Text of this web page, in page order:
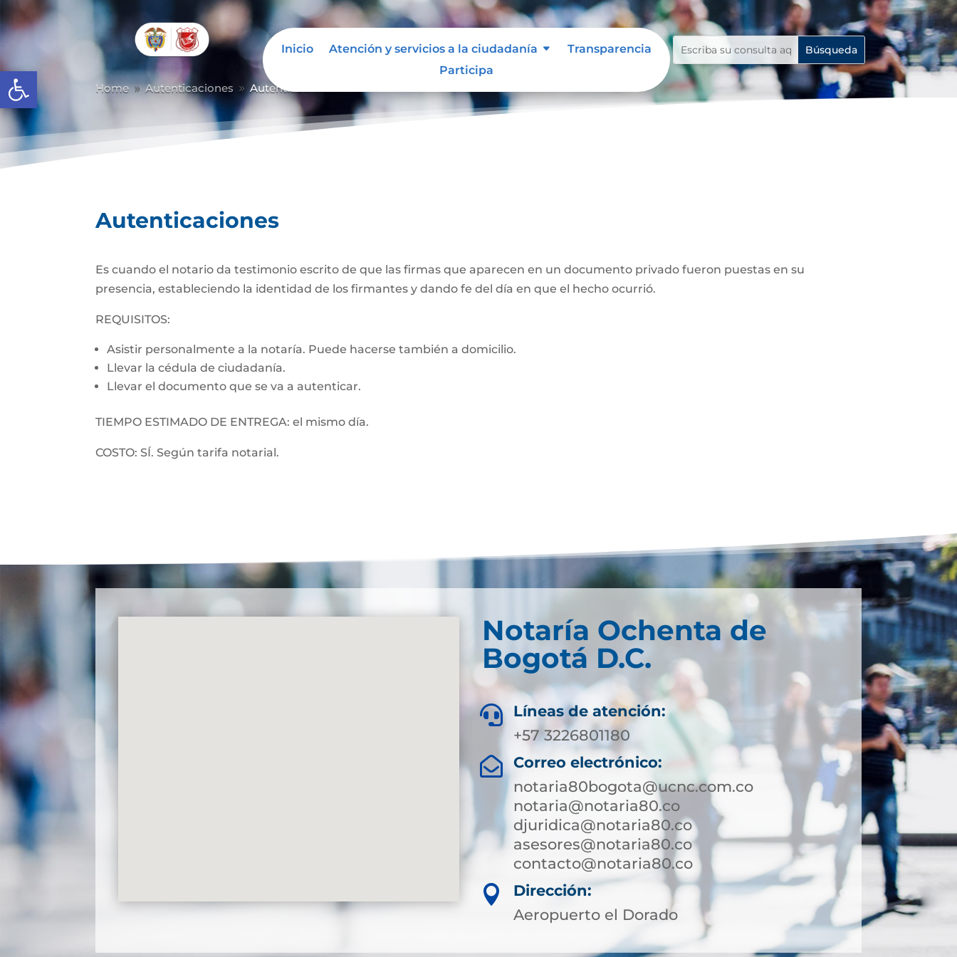
Abrir barra de herramientas
Inicio Atención y servicios a la ciudadanía
Transparencia
Participa
Home 9 Autenticaciones 9 Autenticaciones
Autenticaciones
Es cuando el notario da testimonio escrito de que las firmas que aparecen en un documento privado fueron puestas en su
presencia, estableciendo la identidad de los firmantes y dando fe del día en que el hecho ocurrió.
REQUISITOS:
Asistir personalmente a la notaría. Puede hacerse también a domicilio.
Llevar la cédula de ciudadanía.
Llevar el documento que se va a autenticar.
TIEMPO ESTIMADO DE ENTREGA: el mismo día.
COSTO: SÍ. Según tarifa notarial.
Notaría Ochenta de
Bogotá D.C.

Líneas de atención:
+57 3226801180

Correo electrónico:
notaria80bogota@ucnc.com.co
notaria@notaria80.co
djuridica@notaria80.co
asesores@notaria80.co
contacto@notaria80.co ​

Dirección:
Aeropuerto el Dorado